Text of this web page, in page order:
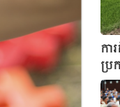
កា
ប្រ